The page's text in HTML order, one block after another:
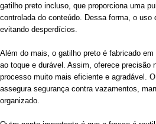
gatilho preto incluso, que proporciona uma
controlada do conteúdo. Dessa forma, o uso
evitando desperdícios.
Além do mais, o gatilho preto é fabricado
ao toque e durável. Assim, oferece precisão
processo muito mais eficiente e agradável.
assegura segurança contra vazamentos,
organizado.